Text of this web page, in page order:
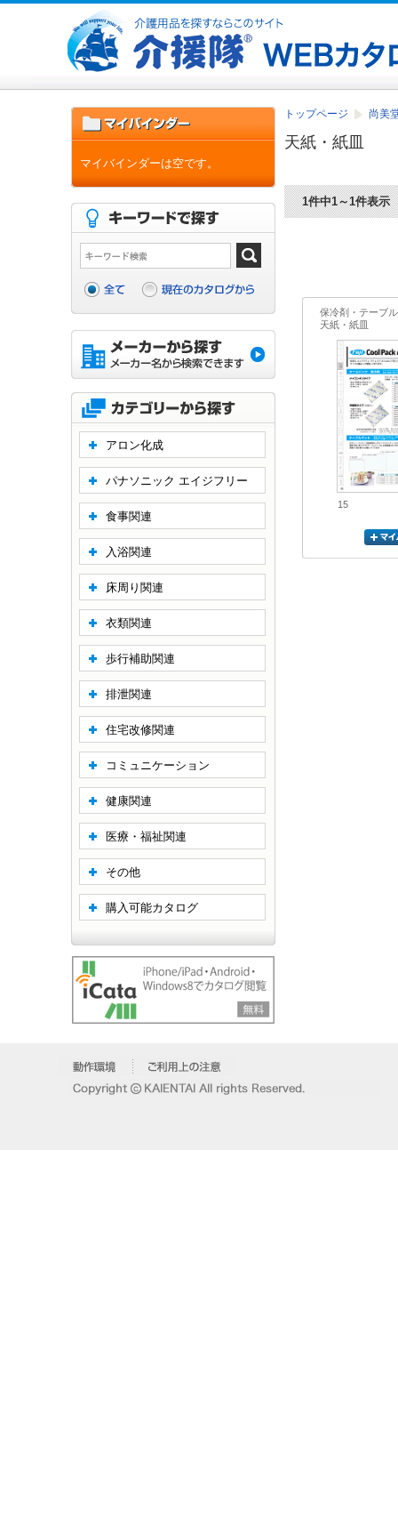
トップページ 尚美
天紙・紙皿
1件中1～1件表示
保冷剤・テーブ
天紙・紙皿
15
マイバインダーは空です。
アロン化成
パナソニック エイジフリー
食事関連
入浴関連
床周り関連
衣類関連
歩行補助関連
排泄関連
住宅改修関連
コミュニケーション
健康関連
医療・福祉関連
その他
購入可能カタログ